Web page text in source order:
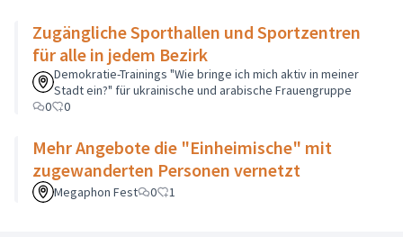
Zugängliche Sporthallen und Sportzentren
für alle in jedem Bezirk
Demokratie-Trainings "Wie bringe ich mich aktiv in meiner
Stadt ein?" für ukrainische und arabische Frauengruppe
0
0
Mehr Angebote die "Einheimische" mit
zugewanderten Personen vernetzt
Megaphon Fest 0 1